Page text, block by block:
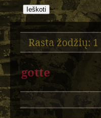
Rasta žodžių: 1
gotte